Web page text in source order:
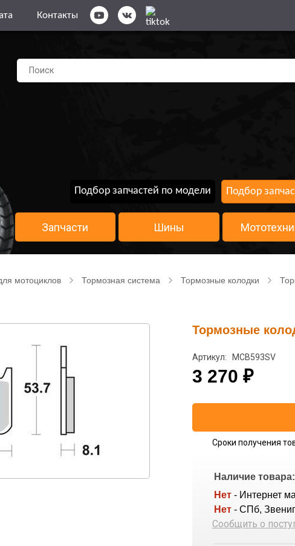
Контакты
Подбор запчастей по модели Подбор
Запчасти Шины
мотоциклов Тормозная система Тормозные колодки
Тормозные
Артикул: MCB593SV
3 270 ₽
Сроки получения
Наличие товара:
Нет - Интернет
Нет - СПб,
Сообщить о